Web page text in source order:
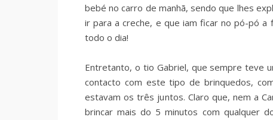
bebé no carro de manhã, sendo que lhes
ir para a creche, e que iam ficar no pó-pó
todo o dia!
Entretanto, o tio Gabriel, que sempre teve
contacto com este tipo de brinquedos,
estavam os três juntos. Claro que, nem a
brincar mais do 5 minutos com qualquer